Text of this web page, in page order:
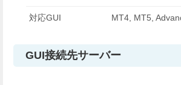
対応GUI MT4, MT5,
GUI接続先サーバー